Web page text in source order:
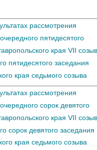
рассмотрения
пятидесятого
края VII
пятидесятого заседания
края седьмого созыва
рассмотрения
сорок девятого
края VII
сорок девятого заседания
края седьмого созыва